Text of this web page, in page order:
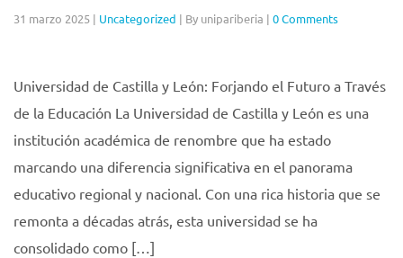
31 marzo 2025 | Uncategorized | By unipariberia | 0 Comments
Universidad de Castilla y León: Forjando el Futuro a Través
de la Educación La Universidad de Castilla y León es una
institución académica de renombre que ha estado
marcando una diferencia significativa en el panorama
educativo regional y nacional. Con una rica historia que se
remonta a décadas atrás, esta universidad se ha
consolidado como […]